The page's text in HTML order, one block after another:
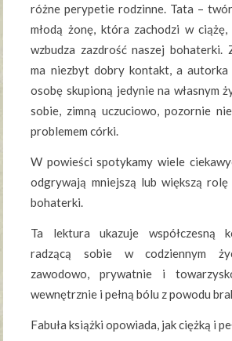
różne perypetie rodzinne. Tata –
młodą żonę, która zachodzi w
wzbudza zazdrość naszej bohaterki.
ma niezbyt dobry kontakt, a autorka
osobę skupioną jedynie na własnym
sobie, zimną uczuciowo, pozornie
problemem córki.
W powieści spotykamy wiele
odgrywają mniejszą lub większą
bohaterki.
Ta lektura ukazuje współczesną
radzącą sobie w codziennym
zawodowo, prywatnie i
wewnętrznie i pełną bólu z powodu
Fabuła książki opowiada, jak ciężką i